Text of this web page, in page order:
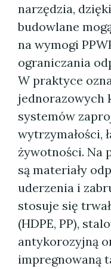
narzędzia,
budowlane
na wymogi
ograniczania
W praktyce
jednorazowych
systemów
wytrzymałości,
żywotności. Na
są materiały
uderzenia i
stosuje się
(HDPE, PP),
antykorozyjną
impregnowaną